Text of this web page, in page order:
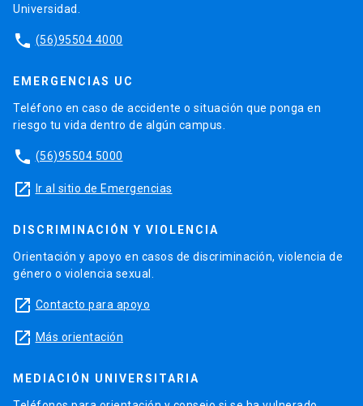
Universidad.
phone (56)95504 4000
EMERGENCIAS UC
Teléfono en caso de accidente o situación que ponga en
riesgo tu vida dentro de algún campus.
phone (56)95504 5000
launch Ir al sitio de Emergencias
DISCRIMINACIÓN Y VIOLENCIA
Orientación y apoyo en casos de discriminación, violencia de
género o violencia sexual.
launch Contacto para apoyo
launch Más orientación
MEDIACIÓN UNIVERSITARIA